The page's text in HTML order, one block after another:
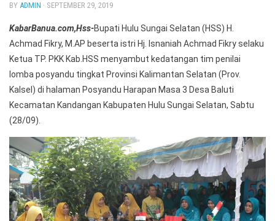
BY ADMIN · SEPTEMBER 29, 2019
KabarBanua.com,Hss-Bupati Hulu Sungai Selatan (HSS) H.
Achmad Fikry, M.AP beserta istri Hj. Isnaniah Achmad Fikry selaku
Ketua TP. PKK Kab.HSS menyambut kedatangan tim penilai
lomba posyandu tingkat Provinsi Kalimantan Selatan (Prov.
Kalsel) di halaman Posyandu Harapan Masa 3 Desa Baluti
Kecamatan Kandangan Kabupaten Hulu Sungai Selatan, Sabtu
(28/09).